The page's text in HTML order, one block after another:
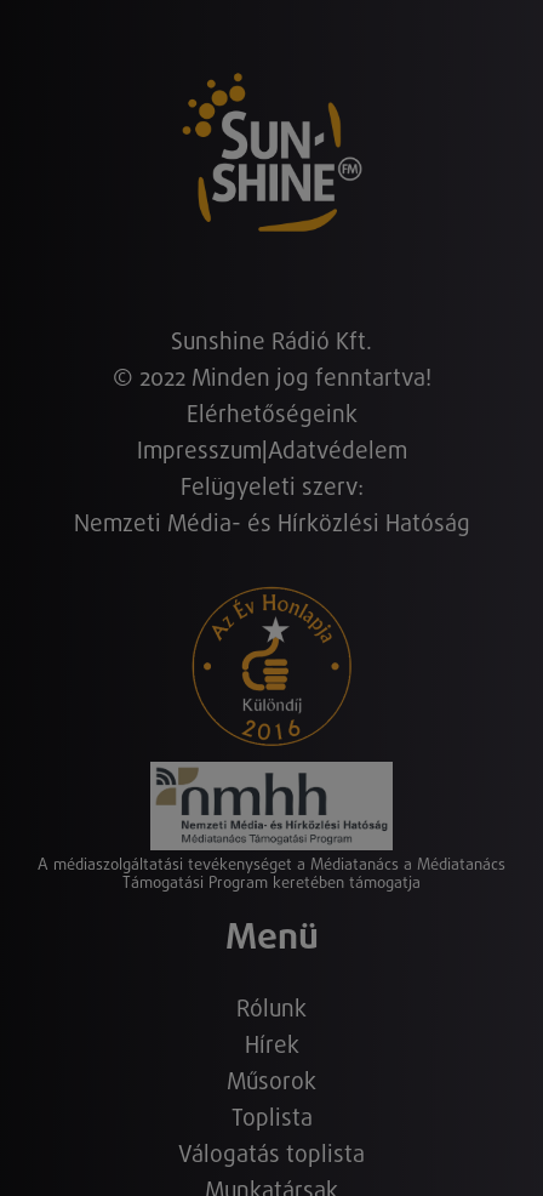
Sunshine Rádió Kft.
© 2022 Minden jog fenntartva!
Elérhetőségeink
Impresszum Adatvédelem
Felügyeleti szerv:
Nemzeti Média- és Hírközlési Hatóság
A médiaszolgáltatási tevékenységet a Médiatanács a Médiatanács
Támogatási Program keretében támogatja
Menü
Rólunk
Hírek
Műsorok
Toplista
Válogatás toplista